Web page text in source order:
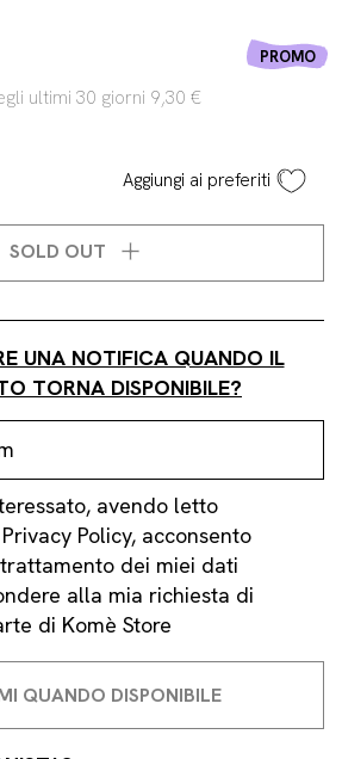
PROMO
ultimi 30 giorni 9,30 €
Aggiungi ai preferiti
SOLD OUT
UNA NOTIFICA QUANDO IL
TORNA DISPONIBILE?
avendo letto
Privacy Policy, acconsento
dei miei dati
alla mia richiesta di
di Komè Store